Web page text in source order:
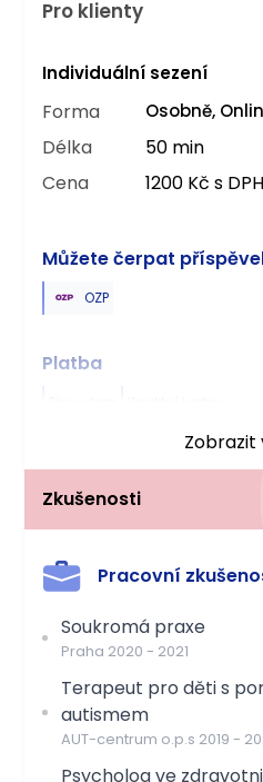
Pro klienty
Individuální sezení
Forma Osobně,
Délka
50 min
Cena
1200 Kč s DPH
Můžete čerpat
OZP
Platba
Zobrazit
Zkušenosti
Pracovní
Soukromá praxe
Praha 2020 - 2021
Terapeut pro děti s
autismem
AUT-centrum o.p.s 2019 -
Psycholog ve